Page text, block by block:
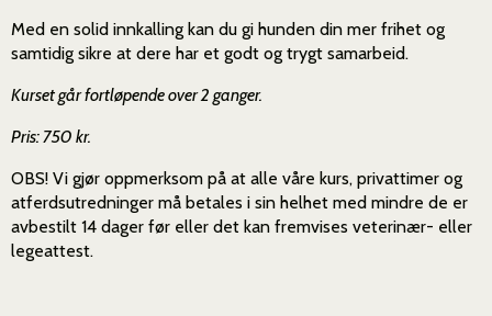
Med en solid innkalling kan du gi hunden din mer frihet og
samtidig sikre at dere har et godt og trygt samarbeid.
Kurset går fortløpende over 2 ganger.
Pris: 750 kr.
OBS! Vi gjør oppmerksom på at alle våre kurs, privattimer og
atferdsutredninger må betales i sin helhet med mindre de er
avbestilt 14 dager før eller det kan fremvises veterinær- eller
legeattest.